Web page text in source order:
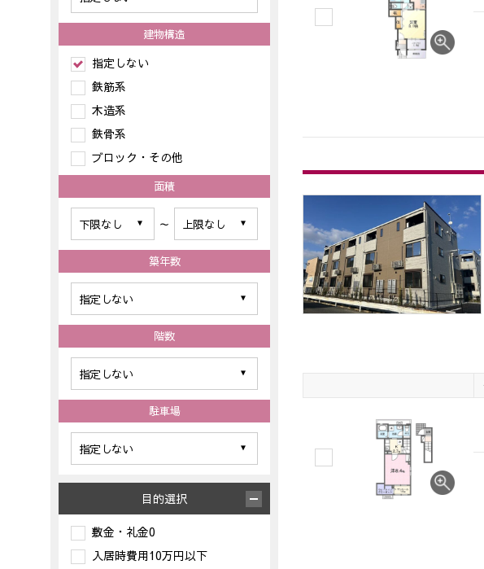
建物構造
指定しない
鉄筋系
木造系
鉄骨系
ブロック・その他
面積
～
築年数
階数
駐車場
目的選択
敷金・礼金0
入居時費用10万円以下